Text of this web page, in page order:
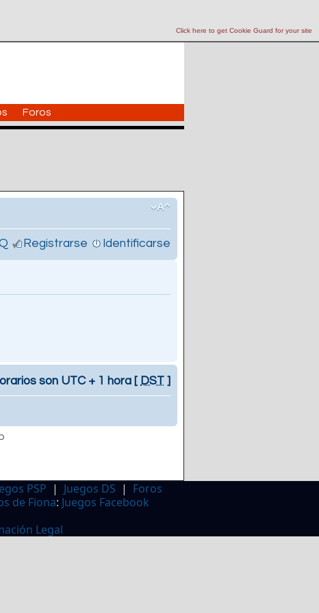
Click here to get Cookie Guard for your site
Foros
Registrarse Identificarse
son UTC + 1 hora [ DST ]
PSP | Juegos DS | Foros
de Fiona: Juegos Facebook
Legal